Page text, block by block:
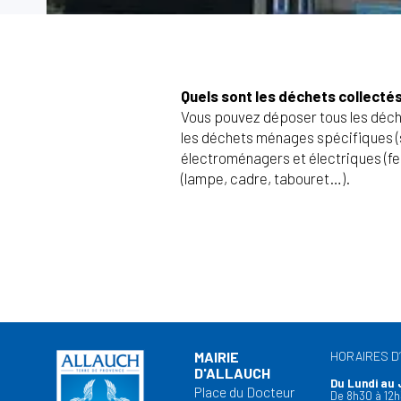
Quels sont les déchets
Vous pouvez déposer tous les
les déchets ménages spécifiques
électroménagers et électriques
(lampe, cadre, tabouret…).
MAIRIE
D'ALLAUCH
Place du Docteur
HORAIRES
Du Lundi au
De 8h30 à